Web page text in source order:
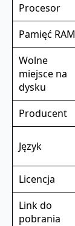
Procesor
Pamięć RAM
Wolne
miejsce na
dysku
Producent
Język
Licencja
Link do
pobrania